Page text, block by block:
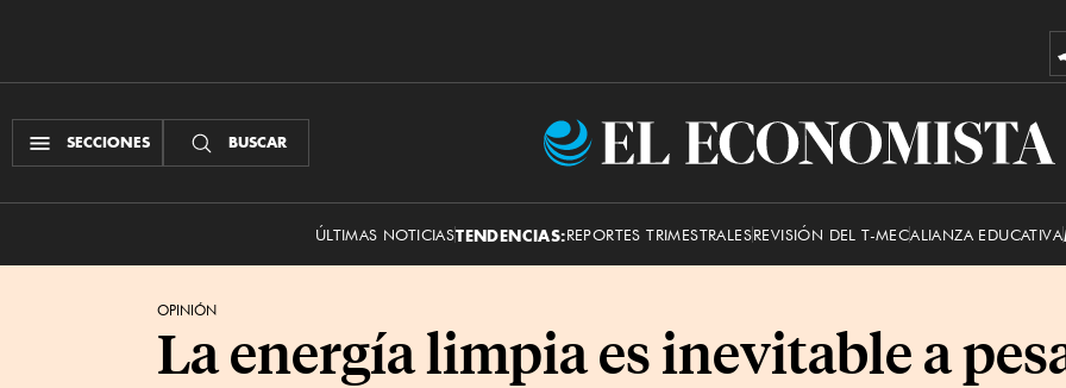
SECCIONES BUSCAR
El
ÚLTIMAS NOTICIASTENDENCIAS:REPORTES TRIMESTRALESREVISIÓN DEL T-MECALIANZA EDUCATIVA
OPINIÓN
La energía limpia es inevitable a